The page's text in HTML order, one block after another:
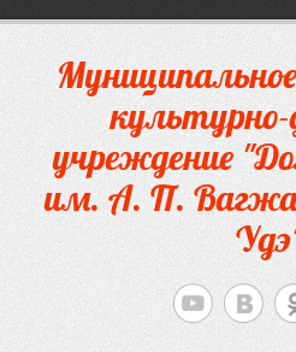
содержимому
культурно-
учреждение
им. А. П.